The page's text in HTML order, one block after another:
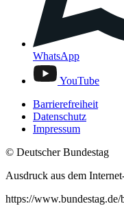
WhatsApp
YouTube
Barrierefreiheit
Datenschutz
Impressum
© Deutscher Bundestag
Ausdruck aus dem
https://